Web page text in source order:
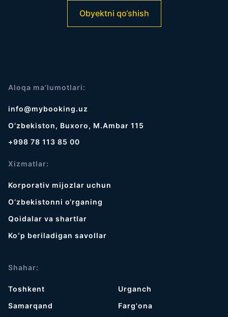
Obyektni qo‘shish
Aloqa ma’lumotlari:
info@mybooking.uz
O‘zbekiston, Buxoro, M.Ambar 115
+998 78 113 85 00
Xizmatlar:
Korporativ mijozlar uchun
O‘zbekistonni o‘rganing
Qoidalar va shartlar
Koʻp beriladigan savollar
Shahar:
Toshkent
Samarqand
Urganch
Farg'ona